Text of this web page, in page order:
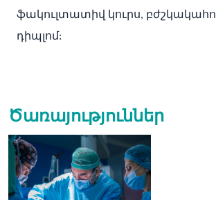
ֆակուլտատիվ կուրս,
դիպլոմ:
Ծառայություններ